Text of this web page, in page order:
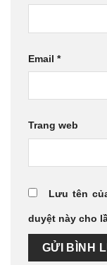
Email *
Trang web
Lưu tên
duyệt này cho